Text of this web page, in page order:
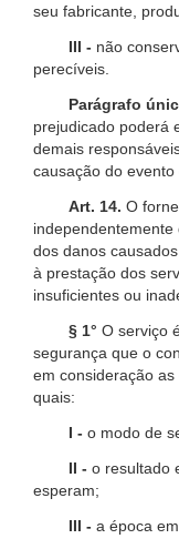
seu fabricante,
III - não
perecíveis.
Parágrafo
prejudicado poderá
demais
causação do evento
Art. 14. O
dos danos
à prestação dos
insuficientes ou
§ 1° O serviço
segurança que o
em consideração
quais:
I - o modo de
II - o resultado
esperam;
III - a época